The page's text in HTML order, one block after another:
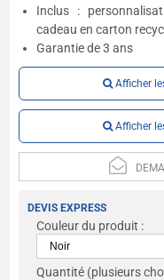
Inclus :
cadeau en carton
Garantie de 3 ans
Afficher
Afficher
DEVIS EXPRESS
Couleur du produit :
Quantité (plusieurs